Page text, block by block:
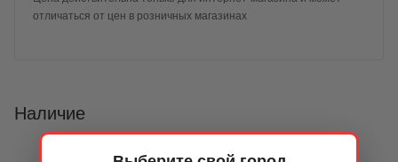
отличаться от цен в розничных магазинах
Наличие